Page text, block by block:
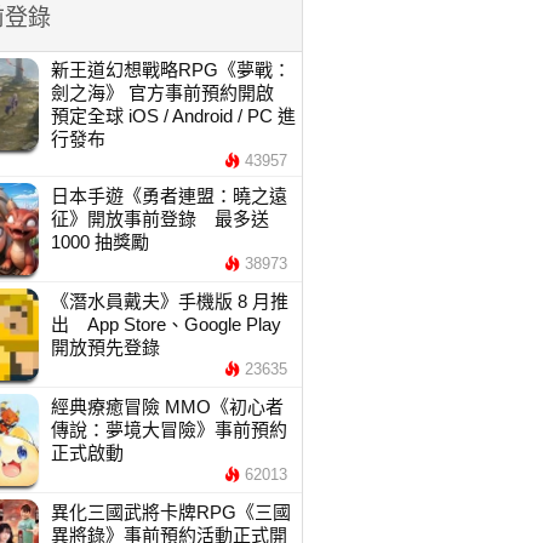
錄
新王道幻想戰略RPG《夢戰：
劍之海》 官方事前預約開啟
預定全球 iOS / Android / PC 進
行發布
43957
日本手遊《勇者連盟：曉之遠
征》開放事前登錄 最多送
1000 抽獎勵
38973
《潛水員戴夫》手機版 8 月推
出 App Store、Google Play
開放預先登錄
23635
經典療癒冒險 MMO《初心者
傳說：夢境大冒險》事前預約
正式啟動
62013
異化三國武將卡牌RPG《三國
異將錄》事前預約活動正式開